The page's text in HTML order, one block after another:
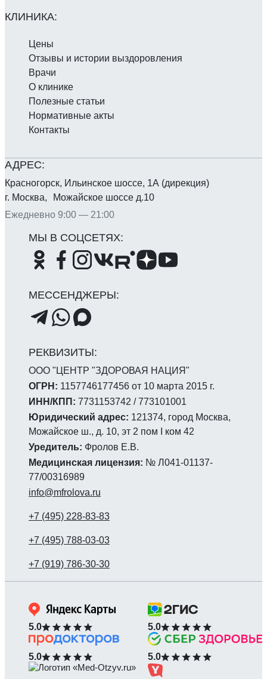
ООО "ЦЕНТР "ЗДОРОВАЯ НАЦИЯ"
ОГРН: 1157746177456 от 10 марта 2015 г.
ИНН/КПП: 7731153742 / 773101001
Юридический адрес: 121374, город Москва,
Можайское ш., д. 10, эт 2 пом I ком 42
Уредитель: Фролов Е.В.
Медицинская лицензия: № Л041-01137-
77/00316989
info@mfrolova.ru
Красногорск, Ильинское шоссе, 1А (дирекция)
г. Москва, Можайское шоссе д.10
Ежедневно 9:00 — 21:00
Цены
Отзывы и истории выздоровления
Врачи
О клинике
Полезные статьи
Нормативные акты
Контакты
5.0 5.0
5.0 5.0